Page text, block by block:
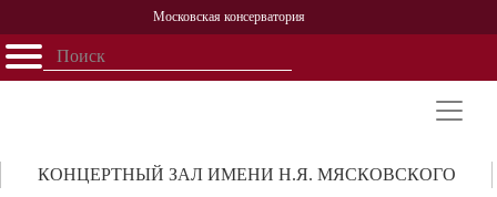
Московская консерватория
Открыть - закрыть
Персоналии
История
КОНЦЕРТНЫЙ ЗАЛ ИМЕНИ Н.Я. МЯСКОВСКОГО